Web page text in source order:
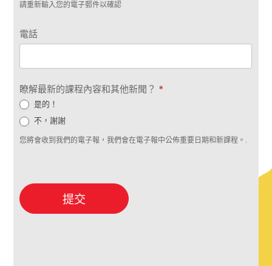
請重新輸入您的電子郵件以確認
電話
瞭解最新的課程內容和其他新聞？ *
是的！
不，謝謝
您將會收到我們的電子報，我們會在電子報中公佈重要日期和新課程。.
提交